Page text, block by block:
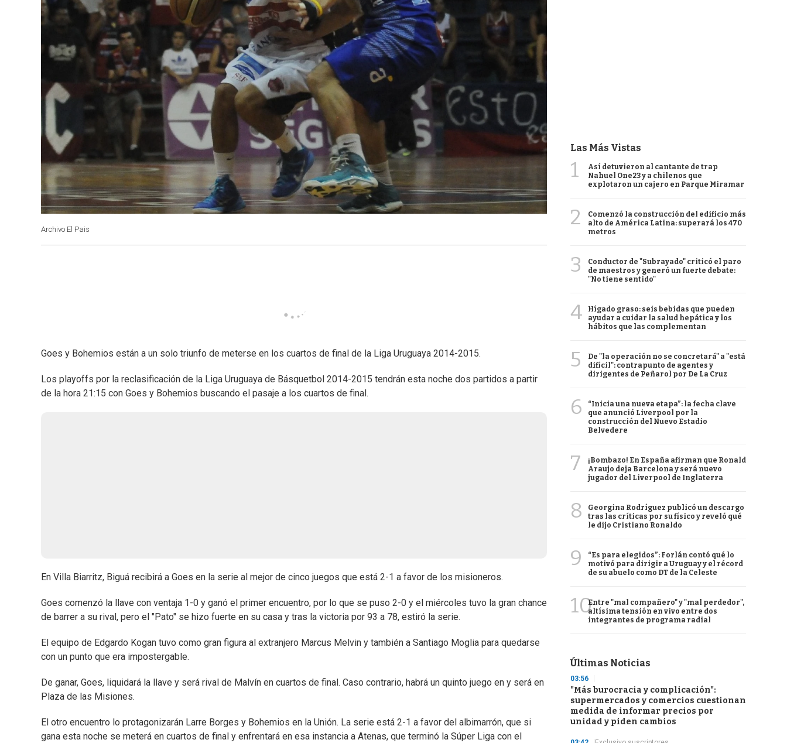
Archivo El Pais
Goes y Bohemios están a un solo triunfo de meterse en los cuartos de final de la Liga Uruguaya 2014-2015.
Los playoffs por la reclasificación de la Liga Uruguaya de Básquetbol 2014-2015 tendrán esta noche dos partidos a partir
de la hora 21:15 con Goes y Bohemios buscando el pasaje a los cuartos de final.
En Villa Biarritz, Biguá recibirá a Goes en la serie al mejor de cinco juegos que está 2-1 a favor de los misioneros.
Goes comenzó la llave con ventaja 1-0 y ganó el primer encuentro, por lo que se puso 2-0 y el miércoles tuvo la gran chance
de barrer a su rival, pero el "Pato" se hizo fuerte en su casa y tras la victoria por 93 a 78, estiró la serie.
El equipo de Edgardo Kogan tuvo como gran figura al extranjero Marcus Melvin y también a Santiago Moglia para quedarse
con un punto que era impostergable.
De ganar, Goes, liquidará la llave y será rival de Malvín en cuartos de final. Caso contrario, habrá un quinto juego en y será en
Plaza de las Misiones.
El otro encuentro lo protagonizarán Larre Borges y Bohemios en la Unión. La serie está 2-1 a favor del albimarrón, que si
gana esta noche se meterá en cuartos de final y enfrentará en esa instancia a Atenas, que terminó la Súper Liga con el
Las Más Vistas
1
Así detuvieron al cantante de trap
Nahuel One23 y a chilenos que
explotaron un cajero en Parque Miramar
2
Comenzó la construcción del edificio más
alto de América Latina: superará los 470
metros
3
Conductor de "Subrayado" criticó el paro
de maestros y generó un fuerte debate:
"No tiene sentido"
4
Hígado graso: seis bebidas que pueden
ayudar a cuidar la salud hepática y los
hábitos que las complementan
5
De "la operación no se concretará" a "está
difícil": contrapunto de agentes y
dirigentes de Peñarol por De La Cruz
6
“Inicia una nueva etapa”: la fecha clave
que anunció Liverpool por la
construcción del Nuevo Estadio
Belvedere
7
¡Bombazo! En España afirman que Ronald
Araujo deja Barcelona y será nuevo
jugador del Liverpool de Inglaterra
8
Georgina Rodríguez publicó un descargo
tras las críticas por su físico y reveló qué
le dijo Cristiano Ronaldo
9
“Es para elegidos”: Forlán contó qué lo
motivó para dirigir a Uruguay y el récord
de su abuelo como DT de la Celeste
10Entre "mal compañero" y "mal perdedor",
altísima tensión en vivo entre dos
integrantes de programa radial
Últimas Noticias
03:56
"Más burocracia y complicación":
supermercados y comercios cuestionan
medida de informar precios por
unidad y piden cambios